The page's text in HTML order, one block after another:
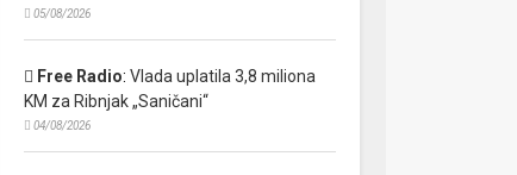
05/08/2026
Free Radio: Vlada uplatila 3,8 miliona
KM za Ribnjak „Saničani“
04/08/2026